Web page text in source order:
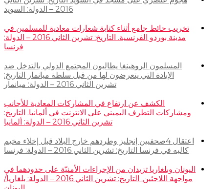
2016 – الدولة: السويد
تخريب حائط جامع أثناء كتابة شعارات معادية للمسلمين في
مدينة بوردو الفرنسية. التاريخ: تشرين الثاني 2016 – الدولة:
فرنسا
المسلمون الروهينغا يطالبون المجتمع الدولي بالتدخل ضد
الإبادة التي يتعرضون لها من قبل سلطة ميانمار التاريخ:
تشرين الثاني 2016 – الدولة: ميانمار
الكشف عن ارتفاع في المشاركات المعادية للأجانب
ومشاركات التطرف اليميني على الانترنت في ألمانيا. التاريخ:
تشرين الثاني 2016 – الدولة: ألمانيا
اعتقال 4صحفيين إنجليز وطردهم خارج البلاد قبل إخلاء مخيم
كاليه في فرنسا التاريخ: تشرين الثاني 2016 – الدولة: فرنسا
اليونان وبلغاريا تزيدان من الإجراءات الأمنيّة على حدودهما في
مواجهة اللاجئين. التاريخ: تشرين الثاني 2016 – الدولة: بلغاريا/